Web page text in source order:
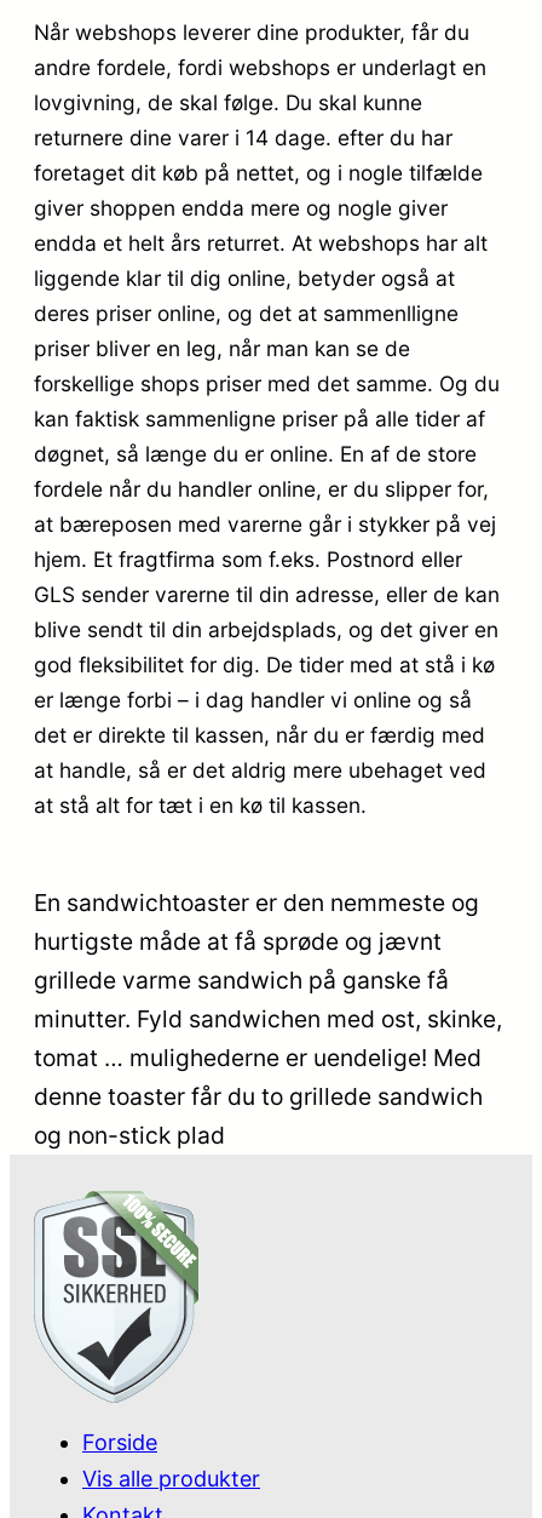
Når webshops leverer dine produkter, får du
andre fordele, fordi webshops er underlagt en
lovgivning, de skal følge. Du skal kunne
returnere dine varer i 14 dage. efter du har
foretaget dit køb på nettet, og i nogle tilfælde
giver shoppen endda mere og nogle giver
endda et helt års returret. At webshops har alt
liggende klar til dig online, betyder også at
deres priser online, og det at sammenlligne
priser bliver en leg, når man kan se de
forskellige shops priser med det samme. Og du
kan faktisk sammenligne priser på alle tider af
døgnet, så længe du er online. En af de store
fordele når du handler online, er du slipper for,
at bæreposen med varerne går i stykker på vej
hjem. Et fragtfirma som f.eks. Postnord eller
GLS sender varerne til din adresse, eller de kan
blive sendt til din arbejdsplads, og det giver en
god fleksibilitet for dig. De tider med at stå i kø
er længe forbi – i dag handler vi online og så
det er direkte til kassen, når du er færdig med
at handle, så er det aldrig mere ubehaget ved
at stå alt for tæt i en kø til kassen.
En sandwichtoaster er den nemmeste og
hurtigste måde at få sprøde og jævnt
grillede varme sandwich på ganske få
minutter. Fyld sandwichen med ost, skinke,
tomat … mulighederne er uendelige! Med
denne toaster får du to grillede sandwich
og non-stick plad
Forside
Vis alle produkter